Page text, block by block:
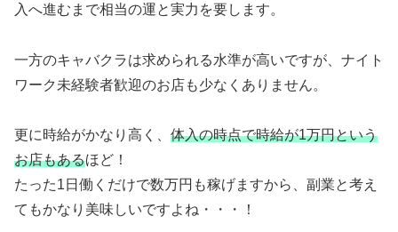
入へ進むまで相当の運と実力を要します。
一方のキャバクラは求められる水準が高いですが、ナイト
ワーク未経験者歓迎のお店も少なくありません。
更に時給がかなり高く、 体入の時点で時給が1万円という
お店もあるほど！
たった1日働くだけで数万円も稼げますから、副業と考え
てもかなり美味しいですよね・・・！